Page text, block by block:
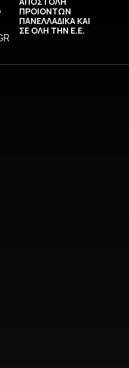
ΠΡΟΙΟΝΤΩΝ
ΠΑΝΕΛΛΑΔΙΚΑ ΚΑΙ
ΣΕ ΟΛΗ ΤΗΝ Ε.Ε.